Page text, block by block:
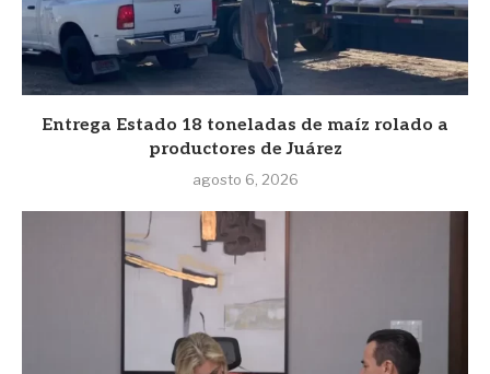
Entrega Estado 18 toneladas de maíz rolado a
productores de Juárez
agosto 6, 2026